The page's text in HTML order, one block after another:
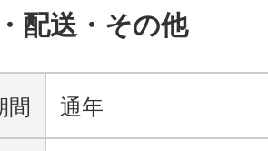
配送・その他
間 通年